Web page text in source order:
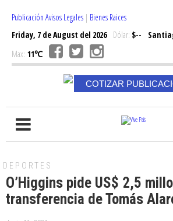
Publicación Avisos Legales | Bienes Raices
Friday, 7 de August del 2026Dólar: $--
Max: 11℃
COTIZAR
DEPORTES
O’Higgins pide US$ 2,5
transferencia de Tomás